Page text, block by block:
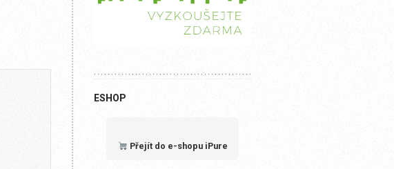
ESHOP
Přejít do e-shopu iPure